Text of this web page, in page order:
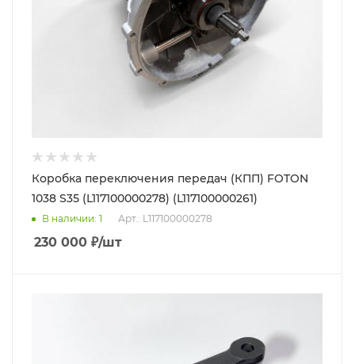
Коробка переключения передач (КПП) FOTON
1038 S35 (L117100000278) (L117100000261)
В наличии: 1 Арт.: L117100000278
230 000 ₽/шт